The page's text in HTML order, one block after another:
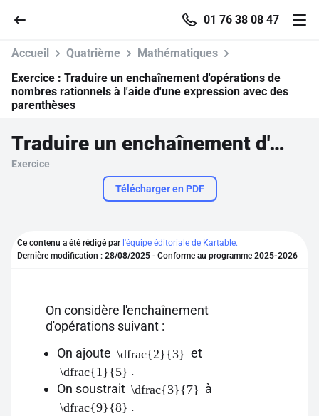
01 76 38 08 47
Pour profiter de 10 contenus offerts.
Accueil Quatrième
Mathématiques
Exercice : Traduire un enchaînement d'opérations de
nombres rationnels à l'aide d'une expression avec des
parenthèses
Traduire un enchaînement d'opérations de nombres rationnels à l'aide d'une expression avec des parenthèses
Exercice
Télécharger en PDF
Ce contenu a été rédigé par l'équipe éditoriale de Kartable.
Dernière modification : 28/08/2025 - Conforme au programme 2025-2026
On considère l'enchaînement
d'opérations suivant :
On ajoute \dfrac{2}{3} et
\dfrac{1}{5} .
On soustrait \dfrac{3}{7} à
\dfrac{9}{8} .